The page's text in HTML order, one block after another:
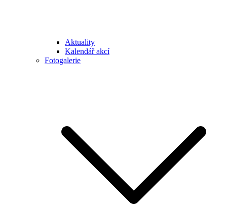
Aktuality
Kalendář akcí
Fotogalerie